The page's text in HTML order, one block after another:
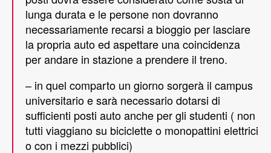
lunga durata e le persone non dovranno
necessariamente recarsi a bioggio per lasciare
la propria auto ed aspettare una coincidenza
per andare in stazione a prendere il treno.
– in quel comparto un giorno sorgerà il campus
universitario e sarà necessario dotarsi di
sufficienti posti auto anche per gli studenti ( non
tutti viaggiano su biciclette o monopattini elettrici
o con i mezzi pubblici)